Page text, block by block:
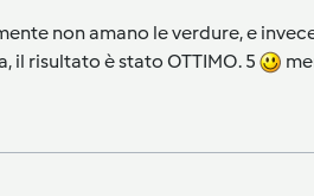
non amano le verdure, e
il risultato è stato OTTIMO. 5